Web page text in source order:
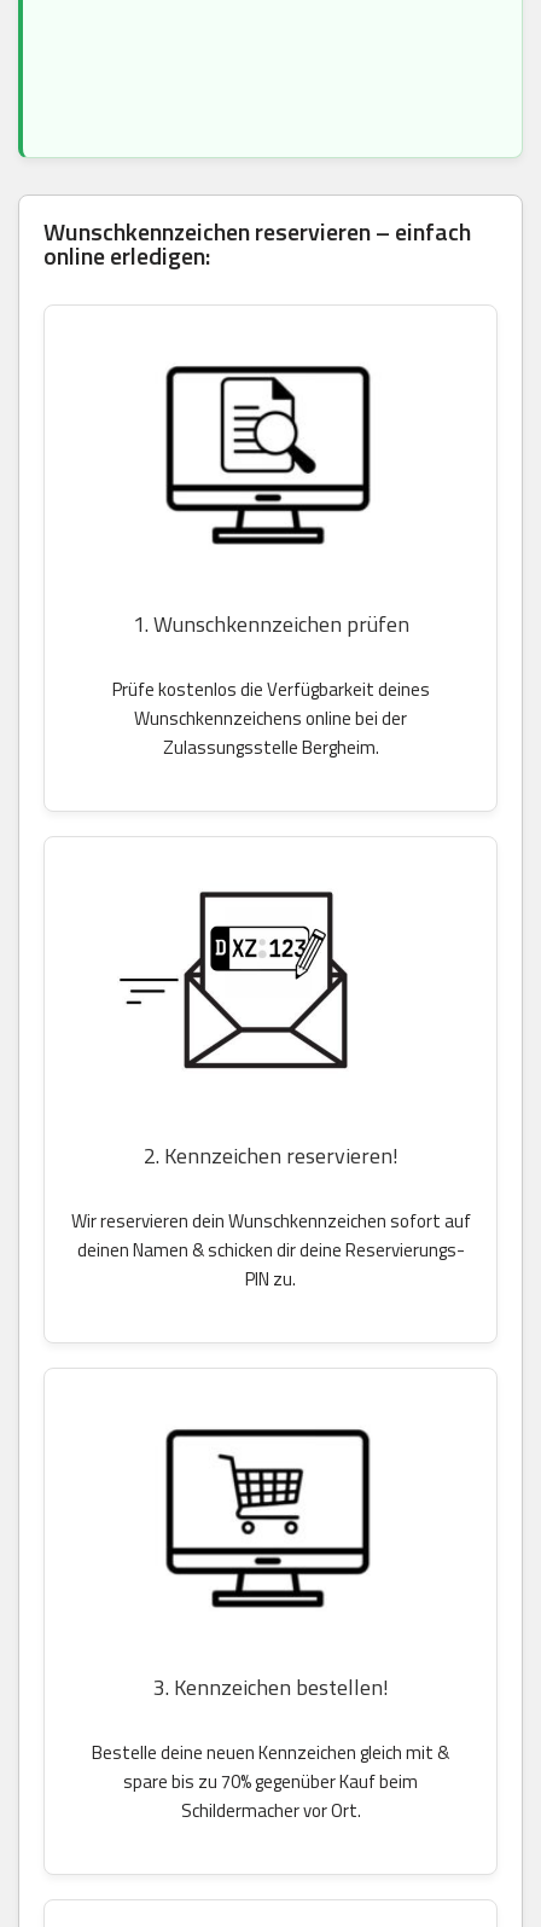
Wunschkennzeichen reservieren – einfach
online erledigen:
1. Wunschkennzeichen prüfen
Prüfe kostenlos die Verfügbarkeit deines
Wunschkennzeichens online bei der
Zulassungsstelle Bergheim.
2. Kennzeichen reservieren!
Wir reservieren dein Wunschkennzeichen sofort auf
deinen Namen & schicken dir deine Reservierungs-
PIN zu.
3. Kennzeichen bestellen!
Bestelle deine neuen Kennzeichen gleich mit &
spare bis zu 70% gegenüber Kauf beim
Schildermacher vor Ort.